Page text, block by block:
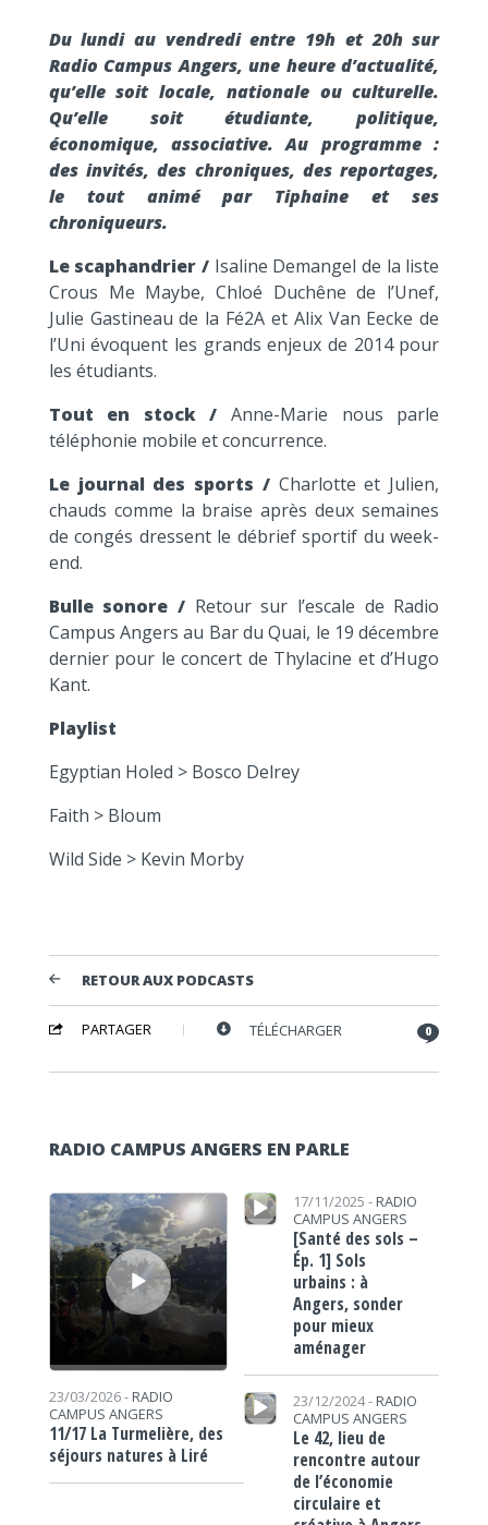
Du lundi au vendredi entre 19h et 20h sur
Radio Campus Angers, une heure d’actualité,
qu’elle soit locale, nationale ou culturelle.
Qu’elle soit étudiante, politique,
économique, associative. Au programme :
des invités, des chroniques, des reportages,
le tout animé par Tiphaine et ses
chroniqueurs.
Le scaphandrier / Isaline Demangel de la liste
Crous Me Maybe, Chloé Duchêne de l’Unef,
Julie Gastineau de la Fé2A et Alix Van Eecke de
l’Uni évoquent les grands enjeux de 2014 pour
les étudiants.
Tout en stock / Anne-Marie nous parle
téléphonie mobile et concurrence.
Le journal des sports / Charlotte et Julien,
chauds comme la braise après deux semaines
de congés dressent le débrief sportif du week-
end.
Bulle sonore / Retour sur l’escale de Radio
Campus Angers au Bar du Quai, le 19 décembre
dernier pour le concert de Thylacine et d’Hugo
Kant.
Playlist
Egyptian Holed > Bosco Delrey
Faith > Bloum
Wild Side > Kevin Morby
RETOUR AUX PODCASTS
PARTAGER TÉLÉCHARGER 0
RADIO CAMPUS ANGERS EN PARLE
Lecteur audio
23/03/2026 - RADIO
CAMPUS ANGERS
11/17 La Turmelière, des
séjours natures à Liré
Lecteur audio 17/11/2025 - RADIO
CAMPUS ANGERS
[Santé des sols –
Ép. 1] Sols
urbains : à
Angers, sonder
pour mieux
aménager
Lecteur audio
23/12/2024 - RADIO
CAMPUS ANGERS
Le 42, lieu de
rencontre autour
de l’économie
circulaire et